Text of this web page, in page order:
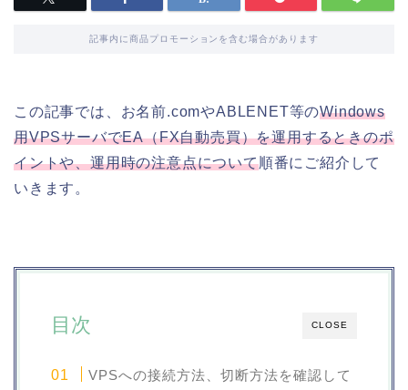
記事内に商品プロモーションを含む場合があります
この記事では、お名前.comやABLENET等のWindows
用VPSサーバでEA（FX自動売買）を運用するときのポ
イントや、運用時の注意点について順番にご紹介して
いきます。
CLOSE
目次
VPSへの接続方法、切断方法を確認して